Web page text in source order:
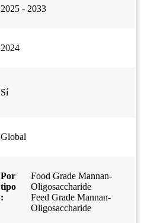
2025 - 2033
2024
Sí
Global
Por
tipo
:
Food Grade Mannan-
Oligosaccharide
Feed Grade Mannan-
Oligosaccharide